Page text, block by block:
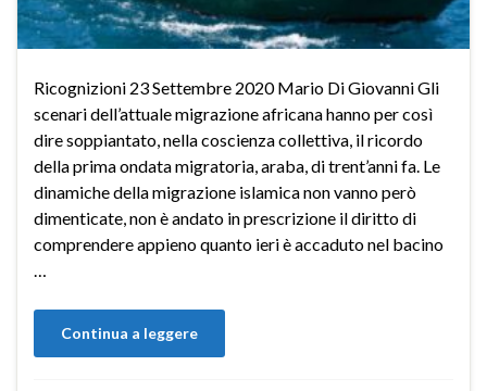
Ricognizioni 23 Settembre 2020 Mario Di Giovanni Gli
scenari dell’attuale migrazione africana hanno per così
dire soppiantato, nella coscienza collettiva, il ricordo
della prima ondata migratoria, araba, di trent’anni fa. Le
dinamiche della migrazione islamica non vanno però
dimenticate, non è andato in prescrizione il diritto di
comprendere appieno quanto ieri è accaduto nel bacino
…
Continua a leggere